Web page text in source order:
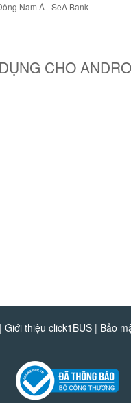
Nam Á - SeA Bank
CHO
| Giới thiệu click1BUS| Bảo